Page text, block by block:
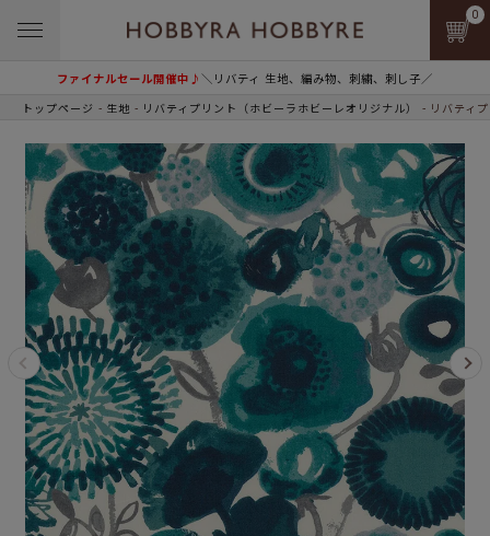
ファイナルセール開催中♪＼リバティ 生地、編み物、刺繍、刺し子／
0
トップページ 生地 リバティプリント（ホビーラホビーレオリジナル） リバティ